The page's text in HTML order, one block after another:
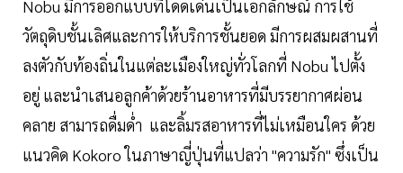
Nobu มีการออกแบบที่โดดเด่นเป็นเอกลักษณ์ การใช้
วัตถุดิบชั้นเลิศและการให้บริการชั้นยอด มีการผสมผสานที่
ลงตัวกับท้องถิ่นในแต่ละเมืองใหญ่ทั่วโลกที่ Nobu ไปตั้ง
อยู่ และนำเสนอลูกค้าด้วยร้านอาหารที่มีบรรยากาศผ่อน
คลาย สามารถดื่มด่ำ และลิ้มรสอาหารที่ไม่เหมือนใคร ด้วย
แนวคิด Kokoro ในภาษาญี่ปุ่นที่แปลว่า "ความรัก" ซึ่งเป็น